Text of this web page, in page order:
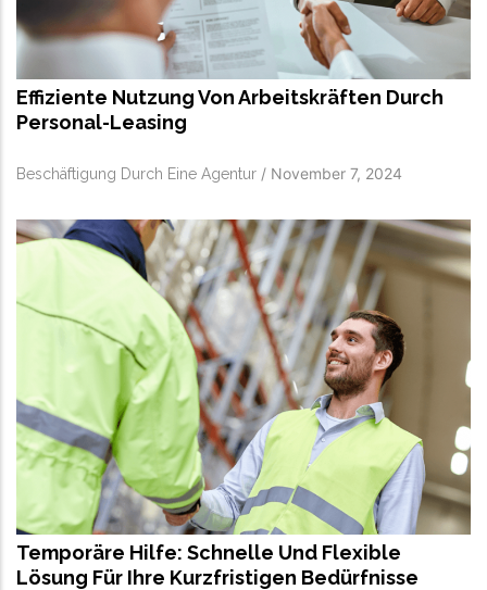
Effiziente Nutzung Von Arbeitskräften Durch
Personal-Leasing
Beschäftigung Durch Eine Agentur / November 7, 2024
Temporäre Hilfe: Schnelle Und Flexible
Lösung Für Ihre Kurzfristigen Bedürfnisse